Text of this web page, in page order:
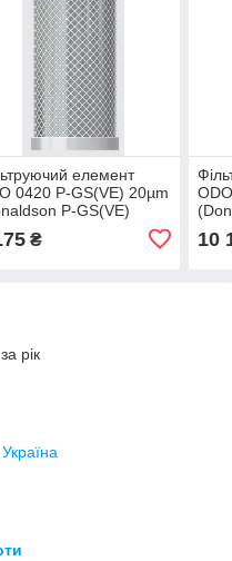
елемент
0420 P-GS(VE) 20µm
P-GS(VE)
₴ 10
рік